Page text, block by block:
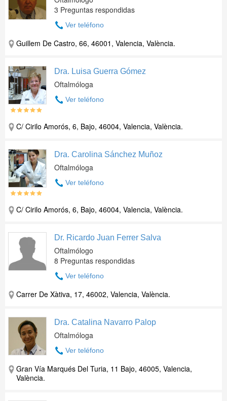
3 Preguntas respondidas
Ver teléfono
Guillem De Castro, 66, 46001, Valencia, València.
Dra. Luisa Guerra Gómez
Oftalmóloga
Ver teléfono
C/ Cirilo Amorós, 6, Bajo, 46004, Valencia, València.
Dra. Carolina Sánchez Muñoz
Oftalmóloga
Ver teléfono
C/ Cirilo Amorós, 6, Bajo, 46004, Valencia, València.
Dr. Ricardo Juan Ferrer Salva
Oftalmólogo
8 Preguntas respondidas
Ver teléfono
Carrer De Xàtiva, 17, 46002, Valencia, València.
Dra. Catalina Navarro Palop
Oftalmóloga
Ver teléfono
Gran Vía Marqués Del Turia, 11 Bajo, 46005, Valencia,
València.